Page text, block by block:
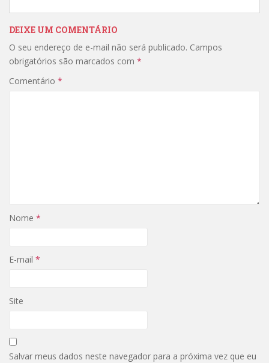
DEIXE UM COMENTÁRIO
O seu endereço de e-mail não será publicado. Campos
obrigatórios são marcados com *
Comentário *
Nome *
E-mail *
Site
Salvar meus dados neste navegador para a próxima vez que eu